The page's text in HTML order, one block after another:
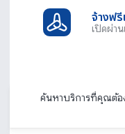
จ้างฟ
เปิดผ่า
โต๊ะจีน รับจัดโต๊ะ